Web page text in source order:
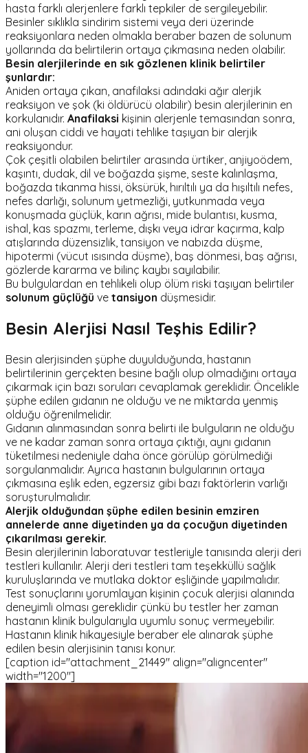
hasta farklı alerjenlere farklı tepkiler de sergileyebilir.
Besinler sıklıkla sindirim sistemi veya deri üzerinde
reaksiyonlara neden olmakla beraber bazen de solunum
yollarında da belirtilerin ortaya çıkmasına neden olabilir.
Besin alerjilerinde en sık gözlenen klinik belirtiler
şunlardır:
Aniden ortaya çıkan, anafilaksi adındaki ağır alerjik
reaksiyon ve şok (ki öldürücü olabilir) besin alerjilerinin en
korkulanıdır. Anafilaksi kişinin alerjenle temasından sonra,
ani oluşan ciddi ve hayati tehlike taşıyan bir alerjik
reaksiyondur.
Çok çeşitli olabilen belirtiler arasında ürtiker, anjiyoödem,
kaşıntı, dudak, dil ve boğazda şişme, seste kalınlaşma,
boğazda tıkanma hissi, öksürük, hırıltılı ya da hışıltılı nefes,
nefes darlığı, solunum yetmezliği, yutkunmada veya
konuşmada güçlük, karın ağrısı, mide bulantısı, kusma,
ishal, kas spazmı, terleme, dışkı veya idrar kaçırma, kalp
atışlarında düzensizlik, tansiyon ve nabızda düşme,
hipotermi (vücut ısısında düşme), baş dönmesi, baş ağrısı,
gözlerde kararma ve bilinç kaybı sayılabilir.
Bu bulgulardan en tehlikeli olup ölüm riski taşıyan belirtiler
solunum güçlüğü ve tansiyon düşmesidir.
Besin Alerjisi Nasıl Teşhis Edilir?
Besin alerjisinden şüphe duyulduğunda, hastanın
belirtilerinin gerçekten besine bağlı olup olmadığını ortaya
çıkarmak için bazı soruları cevaplamak gereklidir. Öncelikle
şüphe edilen gıdanın ne olduğu ve ne miktarda yenmiş
olduğu öğrenilmelidir.
Gıdanın alınmasından sonra belirti ile bulguların ne olduğu
ve ne kadar zaman sonra ortaya çıktığı, aynı gıdanın
tüketilmesi nedeniyle daha önce görülüp görülmediği
sorgulanmalıdır. Ayrıca hastanın bulgularının ortaya
çıkmasına eşlik eden, egzersiz gibi bazı faktörlerin varlığı
soruşturulmalıdır.
Alerjik olduğundan şüphe edilen besinin emziren
annelerde anne diyetinden ya da çocuğun diyetinden
çıkarılması gerekir.
Besin alerjilerinin laboratuvar testleriyle tanısında alerji deri
testleri kullanılır. Alerji deri testleri tam teşekküllü sağlık
kuruluşlarında ve mutlaka doktor eşliğinde yapılmalıdır.
Test sonuçlarını yorumlayan kişinin çocuk alerjisi alanında
deneyimli olması gereklidir çünkü bu testler her zaman
hastanın klinik bulgularıyla uyumlu sonuç vermeyebilir.
Hastanın klinik hikayesiyle beraber ele alınarak şüphe
edilen besin alerjisinin tanısı konur.
[caption id="attachment_21449" align="aligncenter"
width="1200"]